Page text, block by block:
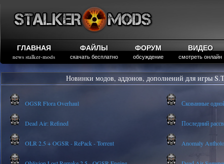
ГЛАВНАЯ
news stalker-mods
ФАЙЛЫ
скачать бесплатно
ФОРУМ
обсуждение
ВИДЕО
смотреть онлайн
Новинки модов, аддонов, дополнений для игры
OGSR Flora Overhaul Скованные
Dead Air: Refined Последний
OLR 2.5 + OGSR - RePack - Torrent Anomaly